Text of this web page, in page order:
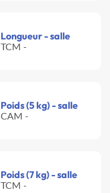
Longueur - salle
TCM -
Poids (5 kg) - salle
CAM -
Poids (7 kg) - salle
TCM -